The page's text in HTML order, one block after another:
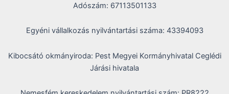
Adószám: 67113501133
Egyéni vállalkozás nyilvántartási száma: 43394093
Kibocsátó okmányiroda: Pest Megyei Kormányhivatal Ceglédi
Járási hivatala